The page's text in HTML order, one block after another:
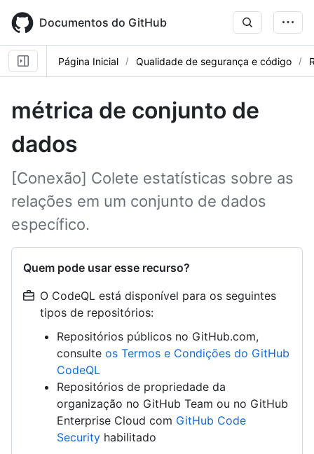
main
content
Documentos do GitHub
Página Inicial Qualidade de segurança e código
métrica de conjunto de
dados
[Conexão] Colete estatísticas sobre as
relações em um conjunto de dados
específico.
Quem pode usar esse recurso?
O CodeQL está disponível para os seguintes
tipos de repositórios:
Repositórios públicos no GitHub.com,
consulte os Termos e Condições do GitHub
CodeQL
Repositórios de propriedade da
organização no GitHub Team ou no GitHub
Enterprise Cloud com GitHub Code
Security habilitado